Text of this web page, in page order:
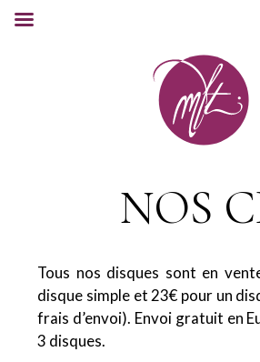
NOS
Tous nos disques sont en
disque simple et 23€ pour un
frais d’envoi). Envoi gratuit en
3 disques.